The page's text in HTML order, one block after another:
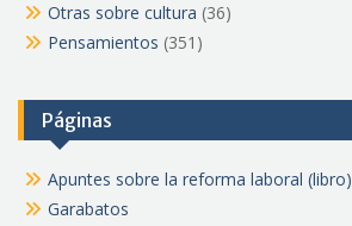
Otras sobre cultura (36)
Pensamientos (351)
Páginas
Apuntes sobre la reforma laboral (libro)
Garabatos